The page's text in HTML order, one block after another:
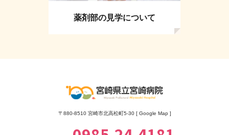
薬剤部の見学について
〒880-8510 宮崎市北高松町5-30 [ Google Map]